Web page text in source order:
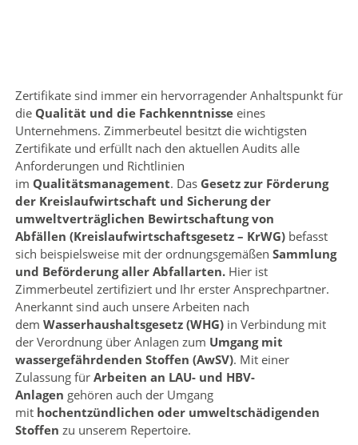
Zertifikate sind immer ein hervorragender Anhaltspunkt für
die Qualität und die Fachkenntnisseeines
Unternehmens. Zimmerbeutel besitzt die wichtigsten
Zertifikate und erfüllt nach den aktuellen Audits alle
Anforderungen und Richtlinien
im Qualitätsmanagement. Das Gesetz zur Förderung
der Kreislaufwirtschaft und Sicherung der
umweltverträglichen Bewirtschaftung von
Abfällen (Kreislaufwirtschaftsgesetz – KrWG)befasst
sich beispielsweise mit der ordnungsgemäßen Sammlung
und Beförderung aller Abfallarten.Hier ist
Zimmerbeutel zertifiziert und Ihr erster Ansprechpartner.
Anerkannt sind auch unsere Arbeiten nach
dem Wasserhaushaltsgesetz (WHG)in Verbindung mit
der Verordnung über Anlagen zum Umgang mit
wassergefährdenden Stoffen (AwSV). Mit einer
Zulassung für Arbeiten an LAU- und HBV-
Anlagen gehören auch der Umgang
mit hochentzündlichen oder umweltschädigenden
Stoffen zu unserem Repertoire.